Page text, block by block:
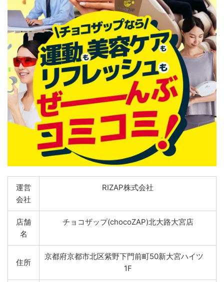
運営
会社
RIZAP株式会社
店舗
名
チョコザップ(chocoZAP)北大路大宮店
住所
京都府京都市北区紫野下門前町50新大宮ハイツ
1F